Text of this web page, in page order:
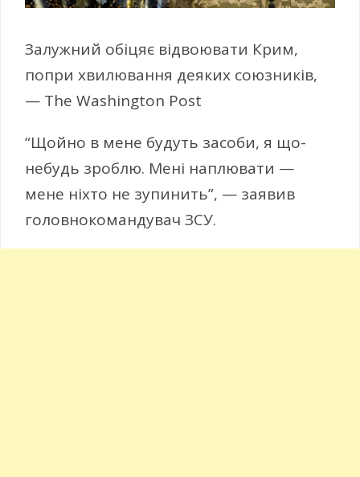
Залужний обіцяє відвоювати Крим,
попри хвилювання деяких союзників,
— The Washington Post
“Щойно в мене будуть засоби, я що-
небудь зроблю. Мені наплювати —
мене ніхто не зупинить”, — заявив
головнокомандувач ЗСУ.